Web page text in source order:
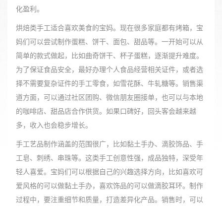
化盈利。
烘焙类手工适合喜欢美食的宝妈。现在很多家庭都有烤箱，宝
妈们可以尝试制作蛋糕、饼干、面包、甜品等。一开始可以从
简单的款式做起，比如曲奇饼干、杯子蛋糕，逐渐提升难度。
为了保证食品安全，最好办理个人食品经营相关证件，或者选
择不需要复杂证件的手工零食，如雪花酥、牛轧糖等。销售渠
道方面，可以通过社区团购、微信朋友圈接单，也可以与本地
的咖啡店、甜品店合作供货。如果口碑好，回头客会越来越
多，收入也会稳步增长。
手工艺品制作涵盖的范围很广，比如黏土手办、滴胶饰品、手
工皂、刺绣、串珠等。这类手工创意性强，成品独特，深受年
轻人喜爱。宝妈们可以根据自己的兴趣选择方向，比如喜欢可
爱风格的可以做黏土手办，喜欢饰品的可以做滴胶耳环。制作
过程中，要注重细节和质量，打造差异化产品。销售时，可以